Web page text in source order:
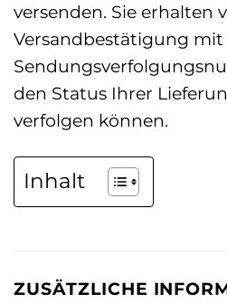
versenden. Sie erhalten
Versandbestätigung mit
den Status Ihrer
verfolgen können.
Inhalt
ZUSÄTZLICHE